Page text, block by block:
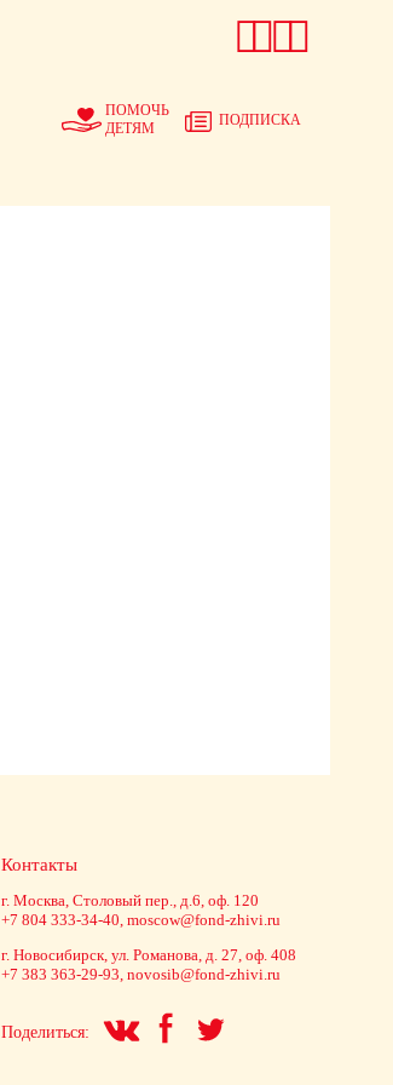

ПОМОЧЬ
ДЕТЯМ
ПОДПИСКА
Контакты
г. Москва, Столовый пер., д.6, оф. 120
+7 804 333-34-40, moscow@fond-zhivi.ru
г. Новосибирск, ул. Романова, д. 27, оф. 408
+7 383 363-29-93, novosib@fond-zhivi.ru
Поделиться: